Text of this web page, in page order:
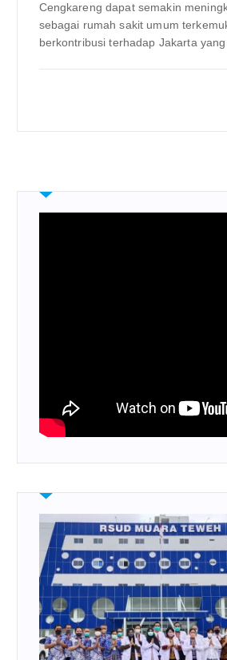
Cengkareng dapat semakin
sebagai rumah sakit umum
berkontribusi terhadap Jakarta